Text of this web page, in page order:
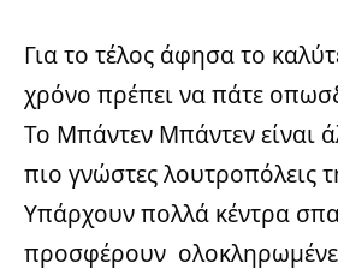
Για το τέλος άφησα το
χρόνο πρέπει να πάτε
Το Μπάντεν Μπάντεν είναι
πιο γνώστες λουτροπόλεις
Υπάρχουν πολλά κέντρα
προσφέρουν